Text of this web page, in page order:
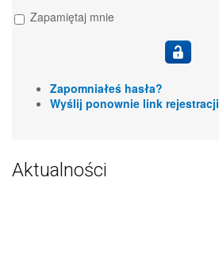
Zapamiętaj mnie
Zapomniałeś hasła?
Wyślij ponownie link rejestracji
Aktualności